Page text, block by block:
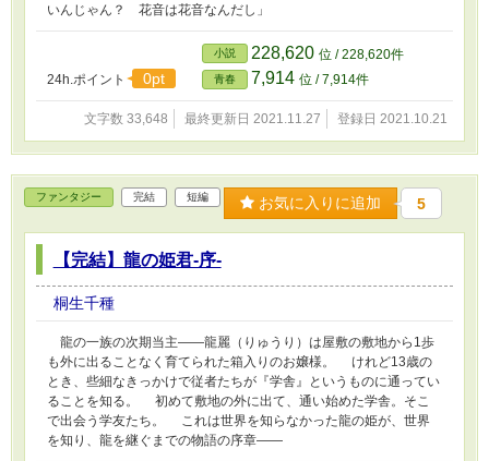
いんじゃん？ 花音は花音なんだし」
24h.ポイント 0pt
小説 228,620 位 / 228,620件
青春 7,914 位 / 7,914件
文字数 33,648 最終更新日 2021.11.27 登録日 2021.10.21
ファンタジー 完結 短編 お気に入りに追加 5
【完結】龍の姫君-序-
桐生千種
龍の一族の次期当主――龍麗（りゅうり）は屋敷の敷地から1歩
も外に出ることなく育てられた箱入りのお嬢様。 けれど13歳の
とき、些細なきっかけで従者たちが『学舎』というものに通ってい
ることを知る。 初めて敷地の外に出て、通い始めた学舎。そこ
で出会う学友たち。 これは世界を知らなかった龍の姫が、世界
を知り、龍を継ぐまでの物語の序章――